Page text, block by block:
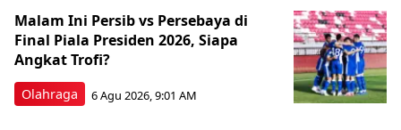
Olahraga
Malam Ini Persib vs Persebaya di
Final Piala Presiden 2026, Siapa
Angkat Trofi?
6 Agu 2026, 9:01 AM